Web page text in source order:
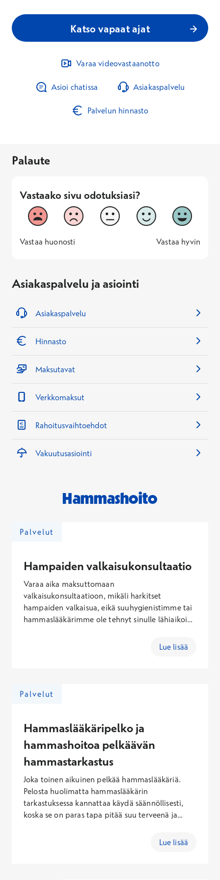
Katso vapaat ajat
Varaa videovastaanotto
Asioi chatissa Asiakaspalvelu
Palvelun hinnasto
Palaute
Vastaako sivu odotuksiasi?
Vastaako sivu odotuksiasi?
1
Vastaa huonosti
2 3 4
5
Vastaa
1 -
Vastaa huonosti
— 5 -
Vastaa hyvin
Asiakaspalvelu ja asiointi
Asiakaspalvelu
Hinnasto
Maksutavat
Verkkomaksut
Rahoitusvaihtoehdot
Vakuutusasiointi
Hammashoito
Palvelut
Hampaiden valkaisukonsultaatio
Varaa aika maksuttomaan
valkaisukonsultaatioon, mikäli harkitset
hampaiden valkaisua, eikä suuhygienistimme tai
hammaslääkärimme ole tehnyt sinulle lähiaikoina
Hampaiden valkaisu voidaan tehdä jokoLue lisää
Palvelut
Hammaslääkäripelko ja
hammashoitoa pelkäävän
hammastarkastus
Joka toinen aikuinen pelkää hammaslääkäriä.
Pelosta huolimatta hammaslääkärin
tarkastuksessa kannattaa käydä säännöllisesti,
koska se on paras tapa pitää suu terveenä ja
ongelmat kasaudu. Meille on tärkeää, että voit
Lue lisää